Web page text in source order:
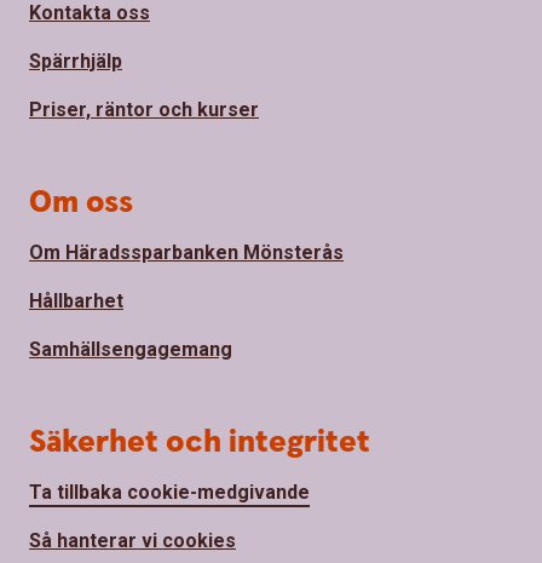
Kontakta oss
Spärrhjälp
Priser, räntor och kurser
Om oss
Om Häradssparbanken Mönsterås
Hållbarhet
Samhällsengagemang
Säkerhet och integritet
Ta tillbaka cookie-medgivande
Så hanterar vi cookies